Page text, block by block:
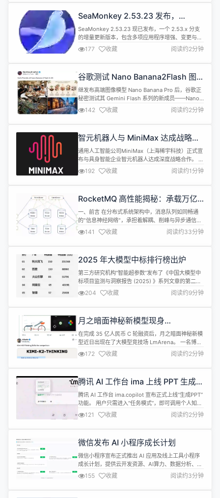
SeaMonkey 2.53.23 发布，
Mozilla 浏览器套件
SeaMonkey 2.53.23 现已发布，一个 2.53.x 分支
的增量更新版本，包含多项应用程序增强、变更与修
复，以及底层平台代码的改进。还添加了许多修复和
向后移植功能，以提高平台的整体稳定性。 注意：
2.53.21 是最后一个提供 Windows 和 Linux 32 位
容包括： 新增对 Messa...
177 收藏 阅读约2分钟
谷歌测试 Nano Banana2Flash 图
像模型
继发布高端图像模型 Nano Banana Pro 后，谷歌正
秘密测试其 Gemini Flash 系列的新成员——Nano
Banana2Flash。该模型由知名科技博主
MarsForTech 在 X 平台上率先曝光，作为谷歌目前
速度最快的生成式 AI 图像模型，它旨在为用户提供
细节精确度以及处理极其复杂的...
142 收藏 阅读约2分钟
智元机器人与 MiniMax 达成战略合
作，为机器人定制个性化语音交互
通用人工智能公司MiniMax（上海稀宇科技）正式宣
布与具身智能企业智元机器人达成深度战略合作。 此
次合作的核心在于为智元机器人提供从文本到语音的
全流程AI技术支持，旨在为机器人打造“千人千面”的
专属人设与音色，推动具身智能从“硬核运动”向“情感
智元机器人深度定制交互体系，包括专属人设与提示
词策略。其核心...
192 收藏 阅读约1分钟
RocketMQ 高性能揭秘：承载万亿
级流量的架构奥秘
一、前言 在分布式系统架构中，消息队列如同畅通
的"信息神经网络"，承担着解耦、削峰与异步通信的
核心使命。在众多成熟方案中，RocketMQ凭借其阿
里巴巴与Apache双重基因，以卓越的金融级可靠
性、万亿级消息堆积能力和灵活的分布式特性脱颖而
术选型。本文将深入解析RocketMQ的核心架构、设
计哲学与实践要义。 二...
141 收藏 阅读约33分钟
2025 年大模型中标排行榜出炉
第三方研究机构“智能超参数”发布了《中国大模型中
标项目监测与洞察报告 (2025) 》系列文章的第二
篇，对大模型厂商表现进行了集中盘点。 文章指出，
2025 年全年共统计到了7539个大模型相关中标项
目，其中1760个项目未披露金额（为便于统计，中标
金额达到295.2亿元。与2024年全年数据相比，
2025年...
204 收藏 阅读约9分钟
月之暗面神秘新模型现身
LmArena，代号“Kiwi-do”
在完成 35 亿人民币 C 轮融资后，月之暗面神秘新模
型近日出现在了大模型竞技场 LmArena。 一名博主
称在 LmArena 上发现了一个名为“Kiwi-do”的新模
型，当被问到它是谁时，Kiwi-do 自称来自月之暗
面，训练数据截止至 2025 年 1 月，并在测试中表现
过，被推测为 Kimi 正在研发的...
172 收藏 阅读约2分钟
腾讯 AI 工作台 ima 上线 PPT 生成功
能
腾讯 AI 工作台 ima.copilot 宣布正式上线“生成PPT”
功能。 用户只需进入“任务模式”，即可调用个人知识
库中的素材，一键生成逻辑严密、排版精美的幻灯
片。腾讯方面表示，此次更新是 ima 在多模态产出形
态上的又一次突破，通过深度结合用户存储的私有知
发布以来，持续探索信息获取与处理的边界。无论是
文...
121 收藏 阅读约2分钟
微信发布 AI 小程序成长计划
微信小程序宣布正式推出 AI 应用及线上工具小程序
成长计划，提供云开发资源、AI算力、数据分析、商
业变现及流量激励等全方位支持。 公告称，成长计划
的激励期为2026年全年（2026年1月1日至2026年
12月31日）。所有线上类应用均可参与计划，包括线
155 收藏 阅读约3分钟